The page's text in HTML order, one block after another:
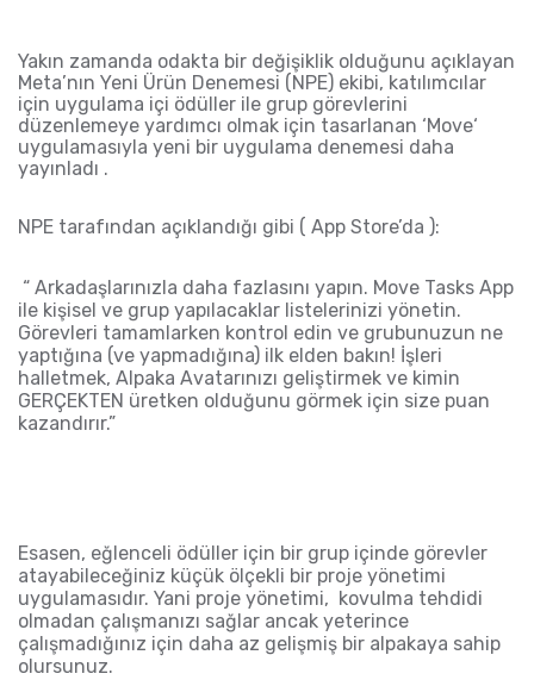
Yakın zamanda odakta bir değişiklik olduğunu açıklayan
Meta’nın Yeni Ürün Denemesi (NPE) ekibi, katılımcılar
için uygulama içi ödüller ile grup görevlerini
düzenlemeye yardımcı olmak için tasarlanan ‘Move‘
uygulamasıyla yeni bir uygulama denemesi daha
yayınladı .
NPE tarafından açıklandığı gibi ( App Store’da ):
“ Arkadaşlarınızla daha fazlasını yapın. Move Tasks App
ile kişisel ve grup yapılacaklar listelerinizi yönetin.
Görevleri tamamlarken kontrol edin ve grubunuzun ne
yaptığına (ve yapmadığına) ilk elden bakın! İşleri
halletmek, Alpaka Avatarınızı geliştirmek ve kimin
GERÇEKTEN üretken olduğunu görmek için size puan
kazandırır.”
Esasen, eğlenceli ödüller için bir grup içinde görevler
atayabileceğiniz küçük ölçekli bir proje yönetimi
uygulamasıdır. Yani proje yönetimi, kovulma tehdidi
olmadan çalışmanızı sağlar ancak yeterince
çalışmadığınız için daha az gelişmiş bir alpakaya sahip
olursunuz.